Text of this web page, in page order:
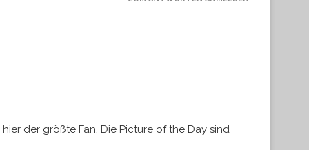
der größte Fan. Die Picture of the Day sind